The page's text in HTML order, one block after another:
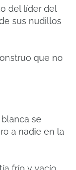
del líder del
sus nudillos
que no
se
a nadie en la